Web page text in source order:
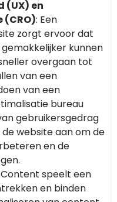
(UX) en
: Een
zorgt ervoor dat
kunnen
overgaan tot
van een
van een
bureau
gebruikersgedrag
website aan om de
en de
Content speelt een
en binden